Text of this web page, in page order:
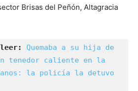
Brisas del Peñón, Altagracia
leer: Quemaba a su hija de
tenedor caliente en la
la policía la detuvo